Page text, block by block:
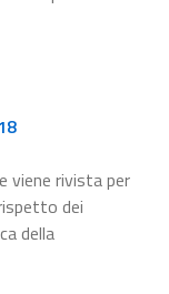
viene rivista per
dei
della